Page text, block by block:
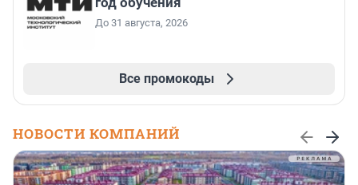
До 31 августа, 2026
Все промокоды
НОВОСТИ КОМПАНИЙ